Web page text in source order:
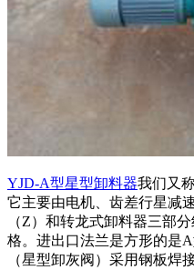
YJD-A型星型卸料器我们又
它主要由电机、齿差行星减
（Z）和转龙式卸料器三部
格。进出口法兰是方形的是
（星型卸灰阀）采用钢板焊